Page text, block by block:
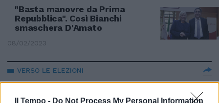
Il Tempo - Do Not Process My Personal Information
"Basta manovre da Prima
Repubblica". Così Bianchi
smaschera D'Amato
08/02/2023
VERSO LE ELEZIONI
I debiti della Regione Lazio
toccano quota 28 miliardi